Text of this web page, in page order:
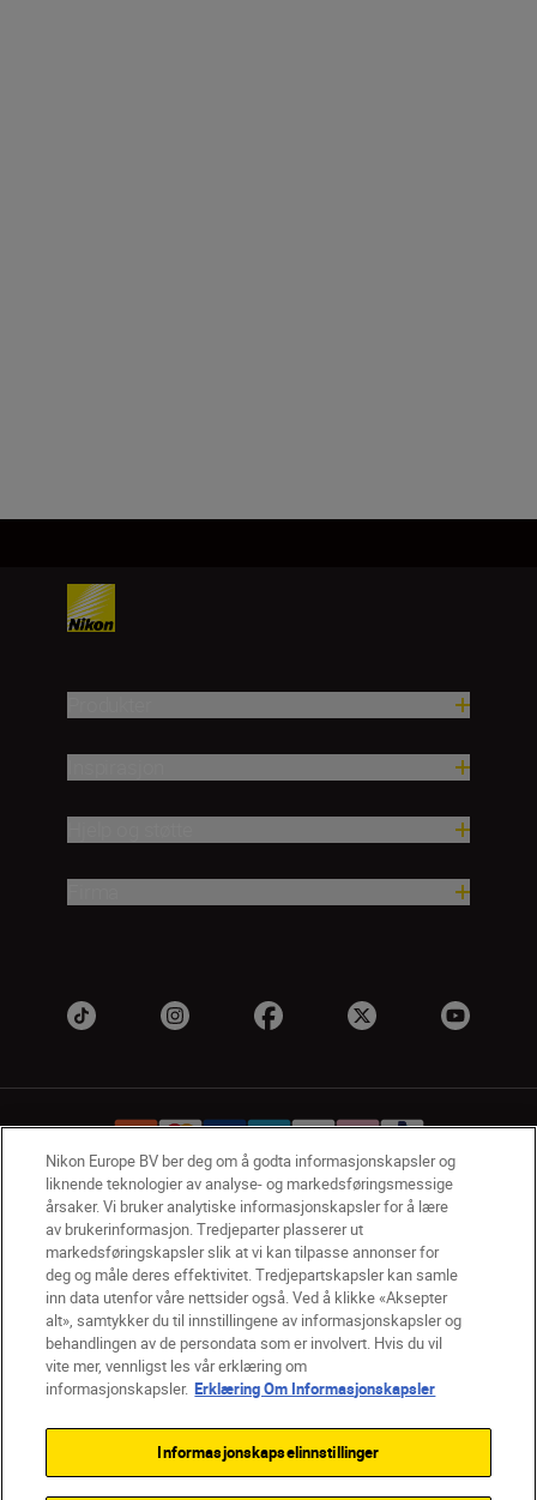
NO Nikon Sites
Kontakt oss Personvernerklæring
Bruksvilkår
Vilkår og betingelser for Nikon Store
Erklæring Om Informasjonskapsler
Tilgjengelighet
Innstillinger for informasjonskapsler
© 2026 Nikon
Back to top
Nikon Europe BV ber deg om å godta informasjonskapsler og
liknende teknologier av analyse- og markedsføringsmessige
årsaker. Vi bruker analytiske informasjonskapsler for å lære
av brukerinformasjon. Tredjeparter plasserer ut
markedsføringskapsler slik at vi kan tilpasse annonser for
deg og måle deres effektivitet. Tredjepartskapsler kan samle
inn data utenfor våre nettsider også. Ved å klikke «Aksepter
alt», samtykker du til innstillingene av informasjonskapsler og
behandlingen av de persondata som er involvert. Hvis du vil
vite mer, vennligst les vår erklæring om
informasjonskapsler. Erklæring Om Informasjonskapsler
Informasjonskapselinnstillinger